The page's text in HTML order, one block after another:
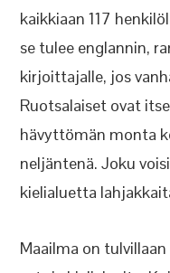
kaikkiaan 117
se tulee englannin,
kirjoittajalle, jos
Ruotsalaiset ovat
hävyttömän monta
neljäntenä. Joku
kielialuetta
Maailma on